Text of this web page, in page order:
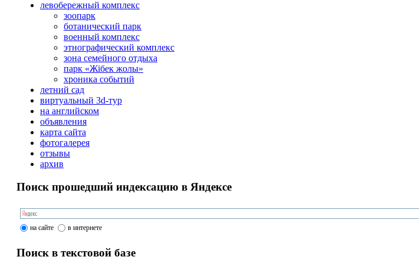
левобережный комплекс
зоопарк
ботанический парк
военный комплекс
этнографический комплекс
зона семейного отдыха
парк «Жібек жолы»
хроника событий
летний сад
виртуальный 3d-тур
на английском
объявления
карта сайта
фотогалерея
отзывы
архив
Поиск прошедший индексацию в Яндексе
на сайте в интернете
Поиск в текстовой базе